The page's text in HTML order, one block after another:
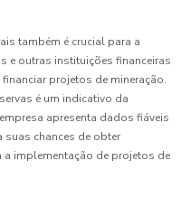
também é crucial para a
e outras instituições financeiras
projetos de mineração.
é um indicativo da
apresenta dados fiáveis
suas chances de obter
implementação de projetos de